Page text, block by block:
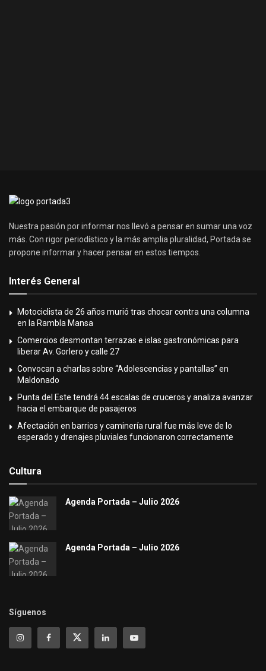
Nuestra pasión por informar nos llevó a pensar en sumar una voz
más. Con rigor periodístico y la más amplia pluralidad, Portada se
propone informar y hacer pensar en estos tiempos.
Interés General
Motociclista de 26 años murió tras chocar contra una columna
en la Rambla Mansa
Comercios desmontan terrazas e islas gastronómicas para
liberar Av. Gorlero y calle 27
Convocan a charlas sobre “Adolescencias y pantallas” en
Maldonado
Punta del Este tendrá 44 escalas de cruceros y analiza avanzar
hacia el embarque de pasajeros
Afectación en barrios y caminería rural fue más leve de lo
esperado y drenajes pluviales funcionaron correctamente
Cultura
Agenda Portada – Julio 2026
Agenda Portada – Julio 2026
Síguenos